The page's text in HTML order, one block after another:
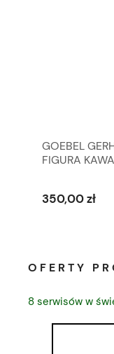
GOEBEL
FIGURA
350,00 zł
OFERTY
8 serwisów w